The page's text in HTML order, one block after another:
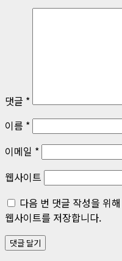
댓글 *
이름 *
이메일 *
웹사이트
다음 번 댓글 작성을 위
웹사이트를 저장합니다.